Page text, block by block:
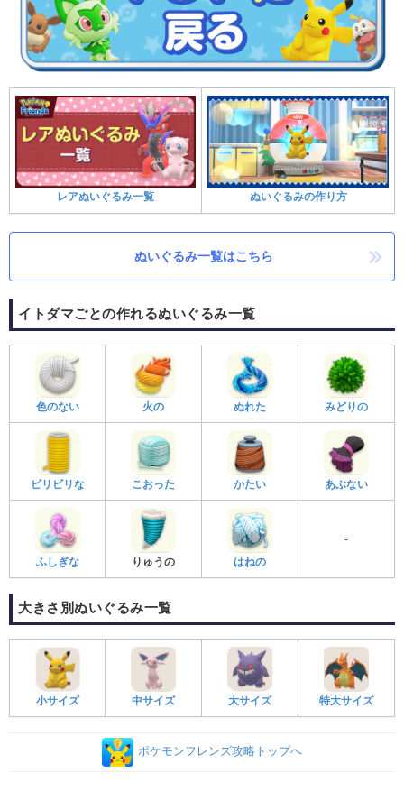
レアぬいぐるみ一覧 ぬいぐるみの作り方
ぬいぐるみ一覧はこちら
イトダマごとの作れるぬいぐるみ一覧
色のない 火の ぬれた みどりの
ビリビリな こおった かたい あぶない
ふしぎな りゅうの はねの
-
大きさ別ぬいぐるみ一覧
小サイズ 中サイズ 大サイズ 特大サイズ
ポケモンフレンズ攻略トップへ